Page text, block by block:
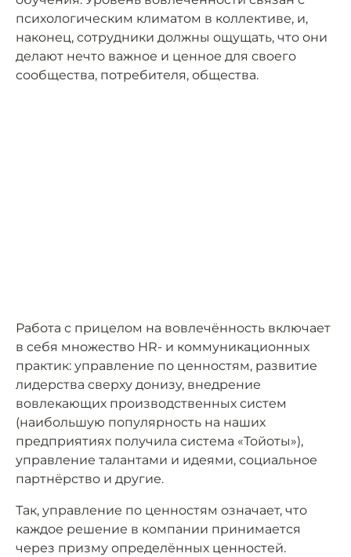
психологическим климатом в коллективе, и,
наконец, сотрудники должны ощущать, что они
делают нечто важное и ценное для своего
сообщества, потребителя, общества.
Работа с прицелом на вовлечённость включает
в себя множество HR- и коммуникационных
практик: управление по ценностям, развитие
лидерства сверху донизу, внедрение
вовлекающих производственных систем
(наибольшую популярность на наших
предприятиях получила система «Тойоты»),
управление талантами и идеями, социальное
партнёрство и другие.
Так, управление по ценностям означает, что
каждое решение в компании принимается
через призму определённых ценностей.